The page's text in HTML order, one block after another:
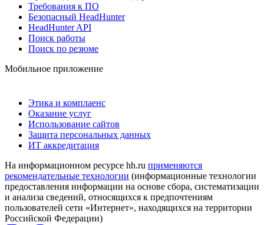
Требования к ПО
Безопасный HeadHunter
HeadHunter API
Поиск работы
Поиск по резюме
Мобильное приложение
Этика и комплаенс
Оказание услуг
Использование сайтов
Защита персональных данных
ИТ аккредитация
На информационном ресурсе hh.ru применяются
рекомендательные технологии (информационные технологии
предоставления информации на основе сбора, систематизации
и анализа сведений, относящихся к предпочтениям
пользователей сети «Интернет», находящихся на территории
Российской Федерации)